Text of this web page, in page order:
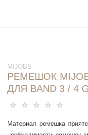
MIJOBS
РЕМЕШОК
ДЛЯ BAND 3 / 4
Материал ремешка